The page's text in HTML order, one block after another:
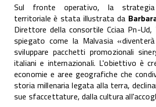
Sul fronte operativo, la
territoriale è stata illustrata da
Direttore della consortile Cciaa Pn-
spiegato come la Malvasia
sviluppare pacchetti promozionali
italiani e internazionali. L'obiettivo è
economie e aree geografiche che
storia millenaria legata alla terra,
sue sfaccettature, dalla cultura